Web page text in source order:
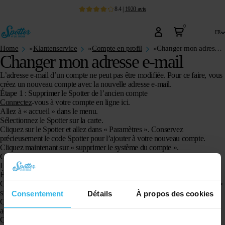
Consentement Détails À propos des cookies
8.4| 1920 avis
0
fr
Home »Klantenservice »Compte en profil » Changer mon adresse e-mail
Changer mon adresse e-mail
L’adresse e-mail d’un compte ne peut pas être modifiée. Pour ce faire, vous
créez un nouveau compte avec la nouvelle adresse e-mail.
Étape 1 : Supprimer le Spotter de l’ancien compte
Connectez-vous à votre compte en ligne ici.
Allez à « accueil » dans le menu.
Sélectionnez le Spotter sur la carte.
Cliquez sur le Spotter et allez dans « Paramètres ». Conservez
précieusement le code Spotter pour l’ajouter à votre nouveau compte.
Cliquez maintenant sur « supprimer le système du compte ».
Cliquez ensuite à nouveau sur « supprimer » si vous êtes sûr.
Le Spotter a maintenant été supprimé du compte.
Étape 2 : créer un nouveau compte
Créez ensuite un nouveau compte via
de connexion et cliquez sur «
s’inscrire ».
Créez votre compte ici. Il vous sera ensuite demandé de confirmer votre
adresse e-mail.
Connectez-vous maintenant à votre nouveau compte en ligne, après quoi